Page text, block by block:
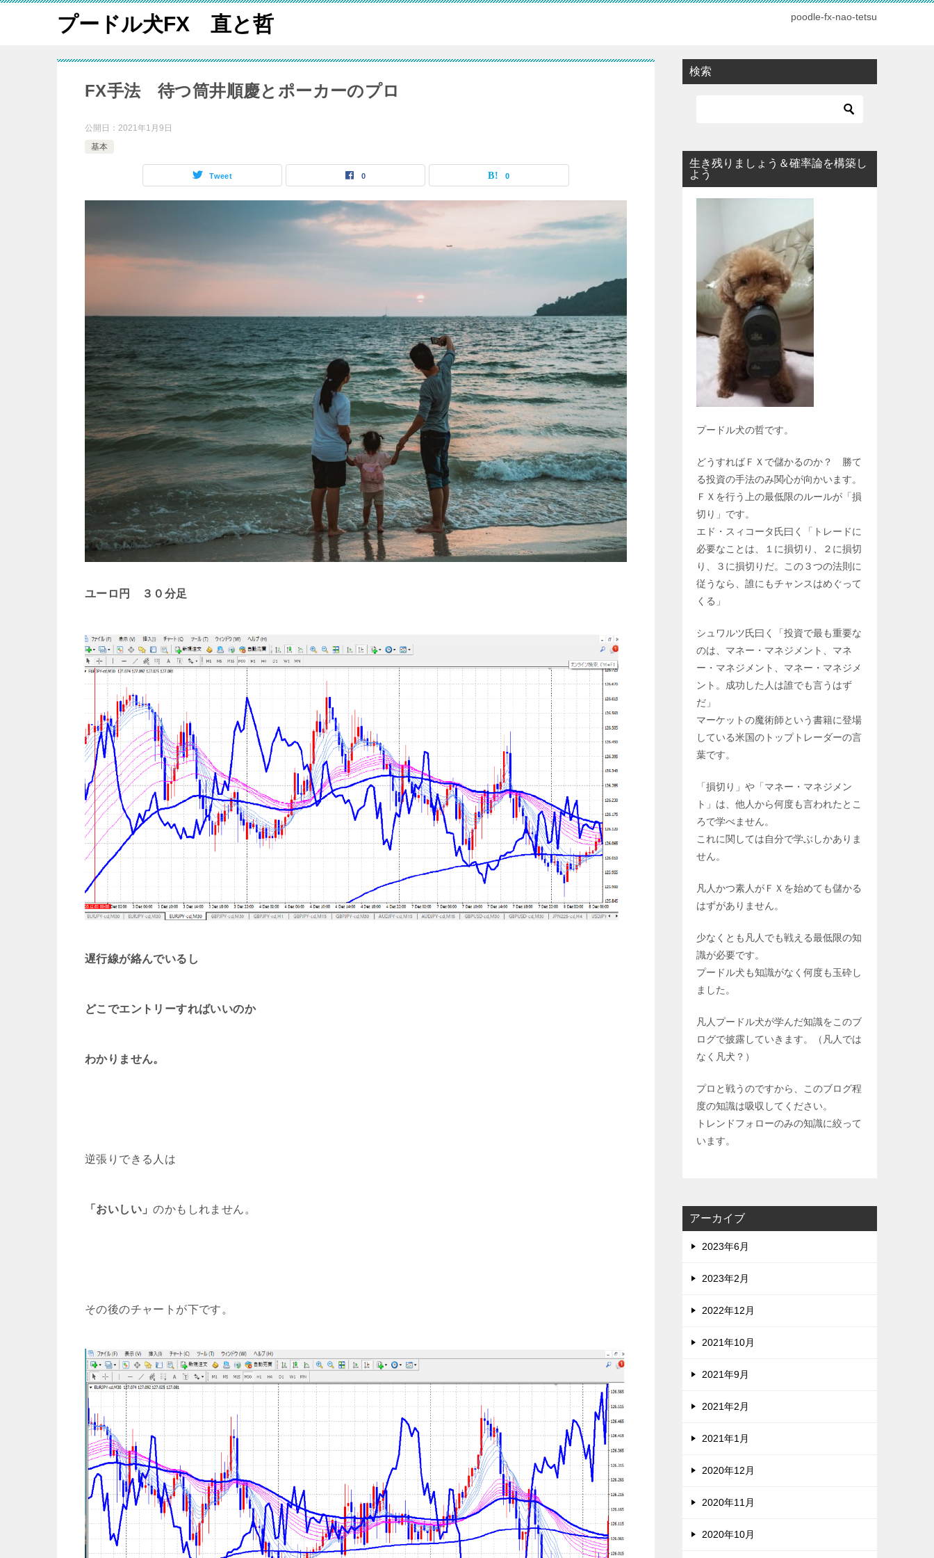
プードル犬FX 直と哲 poodle-fx-nao-tetsu
FX手法 待つ筒井順慶とポーカーのプロ
公開日： 2021年1月9日
基本
Tweet 0 0
ユーロ円 ３０分足
遅行線が絡んでいるし
どこでエントリーすればいいのか
わかりません。
逆張りできる人は
「おいしい」のかもしれません。
その後のチャートが下です。
検索
生き残りましょう＆確率論を構築し
よう
プードル犬の哲です。
どうすればＦＸで儲かるのか？ 勝て
る投資の手法のみ関心が向かいます。
ＦＸを行う上の最低限のルールが「損
切り」です。
エド・スィコータ氏曰く「トレードに
必要なことは、１に損切り、２に損切
り、３に損切りだ。この３つの法則に
従うなら、誰にもチャンスはめぐって
くる」
シュワルツ氏曰く「投資で最も重要な
のは、マネー・マネジメント、マネ
ー・マネジメント、マネー・マネジメ
ント。成功した人は誰でも言うはず
だ」
マーケットの魔術師という書籍に登場
している米国のトップトレーダーの言
葉です。
「損切り」や「マネー・マネジメン
ト」は、他人から何度も言われたとこ
ろで学べません。
これに関しては自分で学ぶしかありま
せん。
凡人かつ素人がＦＸを始めても儲かる
はずがありません。
少なくとも凡人でも戦える最低限の知
識が必要です。
プードル犬も知識がなく何度も玉砕し
ました。
凡人プードル犬が学んだ知識をこのブ
ログで披露していきます。（凡人では
なく凡犬？）
プロと戦うのですから、このブログ程
度の知識は吸収してください。
トレンドフォローのみの知識に絞って
います。
アーカイブ
2023年6月
2023年2月
2022年12月
2021年10月
2021年9月
2021年2月
2021年1月
2020年12月
2020年11月
2020年10月